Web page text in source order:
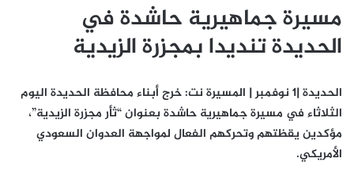
مسيرة جماهيرية حاشدة في
الحديدة تنديدا بمجزرة الزيدية
الحديدة |1 نوفمبر | المسيرة نت: خرج أبناء محافظة الحديدة اليوم
الثلاثاء في مسيرة جماهيرية حاشدة بعنوان “ثأر مجزرة الزيدية”،
مؤكدين يقظتهم وتحركهم الفعال لمواجهة العدوان السعودي
الأمريكي.